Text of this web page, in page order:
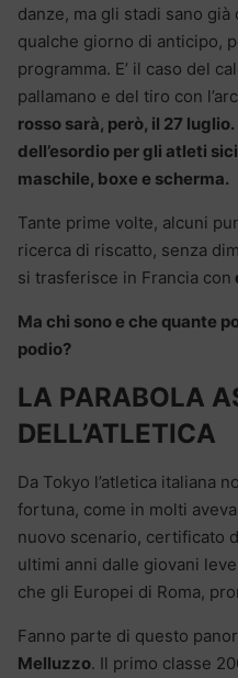
danze, ma gli stadi sano
qualche giorno di anticipo,
programma. E’ il caso del
pallamano e del tiro con
rosso sarà, però, il 27 luglio.
dell’esordio per gli atleti
maschile, boxe e scherma.
Tante prime volte, alcuni
ricerca di riscatto, senza
si trasferisce in Francia con
Ma chi sono e che quante
podio?
LA PARABOLA
DELL’ATLETICA
Da Tokyo l’atletica italiana
fortuna, come in molti
nuovo scenario, certificato
ultimi anni dalle giovani
che gli Europei di Roma,
Fanno parte di questo
Melluzzo. Il primo classe